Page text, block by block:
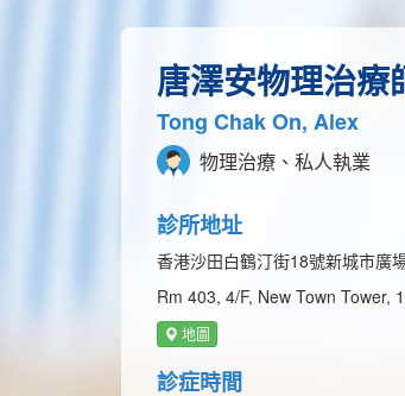
唐澤安物理治療
Tong Chak On, Alex
物理治療、私人執業
診所地址
香港沙田白鶴汀街18號新城市廣
Rm 403, 4/F, New Town Tower,
地圖
診症時間